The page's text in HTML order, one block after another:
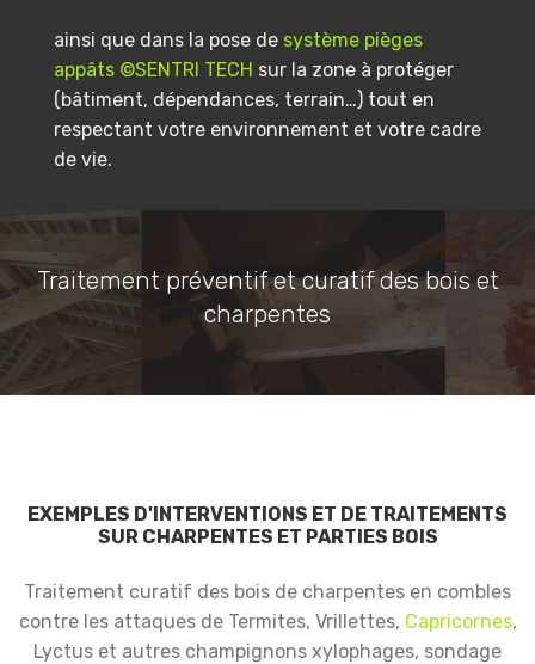
ainsi que dans la pose de système pièges
appâts ©SENTRI TECH sur la zone à protéger
(bâtiment, dépendances, terrain…) tout en
respectant votre environnement et votre cadre
de vie.
Traitement préventif et curatif des bois et
charpentes
EXEMPLES D'INTERVENTIONS ET DE TRAITEMENTS
SUR CHARPENTES ET PARTIES BOIS
Traitement curatif des bois de charpentes en combles
contre les attaques de Termites, Vrillettes, Capricornes,
Lyctus et autres champignons xylophages, sondage